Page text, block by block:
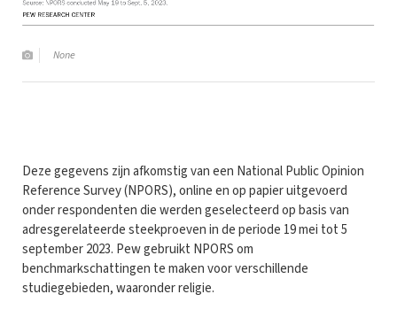
None
Deze gegevens zijn afkomstig van een National Public Opinion
Reference Survey (NPORS), online en op papier uitgevoerd
onder respondenten die werden geselecteerd op basis van
adresgerelateerde steekproeven in de periode 19 mei tot 5
september 2023. Pew gebruikt NPORS om
benchmarkschattingen te maken voor verschillende
studiegebieden, waaronder religie.